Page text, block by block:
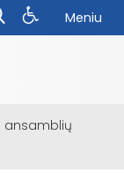
Meniu
ansamblių